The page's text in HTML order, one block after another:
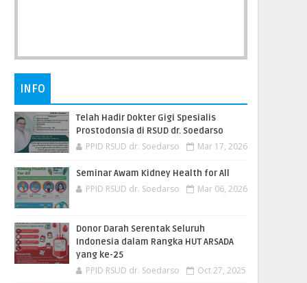
INFO
Telah Hadir Dokter Gigi Spesialis
Prostodonsia di RSUD dr. Soedarso
PPID RSUD dr. Soedarso Mar 17, 2026
Seminar Awam Kidney Health for All
PPID RSUD dr. Soedarso Mar 06, 2026
Donor Darah Serentak Seluruh
Indonesia dalam Rangka HUT ARSADA
yang ke-25
PPID RSUD dr. Soedarso Oct 27, 2025